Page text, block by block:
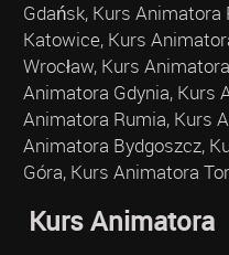
Gdańsk, Kurs
Katowice, Kurs
Wrocław, Kurs
Animatora Gdynia, Kurs
Animatora Rumia, Kurs
Animatora Bydgoszcz,
Góra, Kurs Animatora
Kurs Animatora